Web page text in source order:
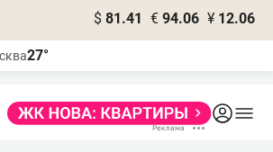
$ 81.41 € 94.06 ¥ 12.06
27°